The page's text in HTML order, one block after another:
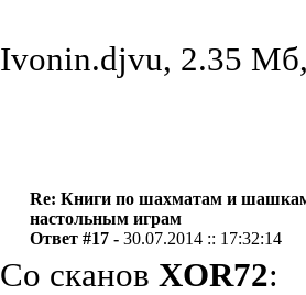
Ivonin.djvu, 2.35
Re: Книги по шахматам и
настольным играм
Ответ #17 -30.07.2014 :: 17:32:14
Со сканов XOR72: